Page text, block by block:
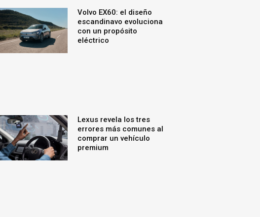
Volvo EX60: el diseño
escandinavo evoluciona
con un propósito
eléctrico
Lexus revela los tres
errores más comunes al
comprar un vehículo
premium